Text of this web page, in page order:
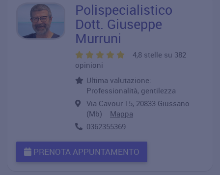
Polispecialistico
Dott. Giuseppe
Murruni
4,8 stelle su 382
opinioni
Ultima valutazione:
Professionalità, gentilezza
Via Cavour 15, 20833 Giussano
(Mb) Mappa
0362355369
PRENOTA APPUNTAMENTO